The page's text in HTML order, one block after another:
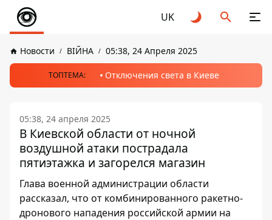
UK
Новости ВІЙНА 05:38, 24 Апреля 2025
ТОПТЕМА: Отключения света в Киеве
05:38, 24 апреля 2025
В Киевской области от ночной
воздушной атаки пострадала
пятиэтажка и загорелся магазин
Глава военной администрации области
рассказал, что от комбинированного ракетно-
дронового нападения российской армии на